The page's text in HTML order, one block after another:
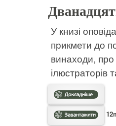
У книзі
прикмети до
винаходи, про
ілюстраторів